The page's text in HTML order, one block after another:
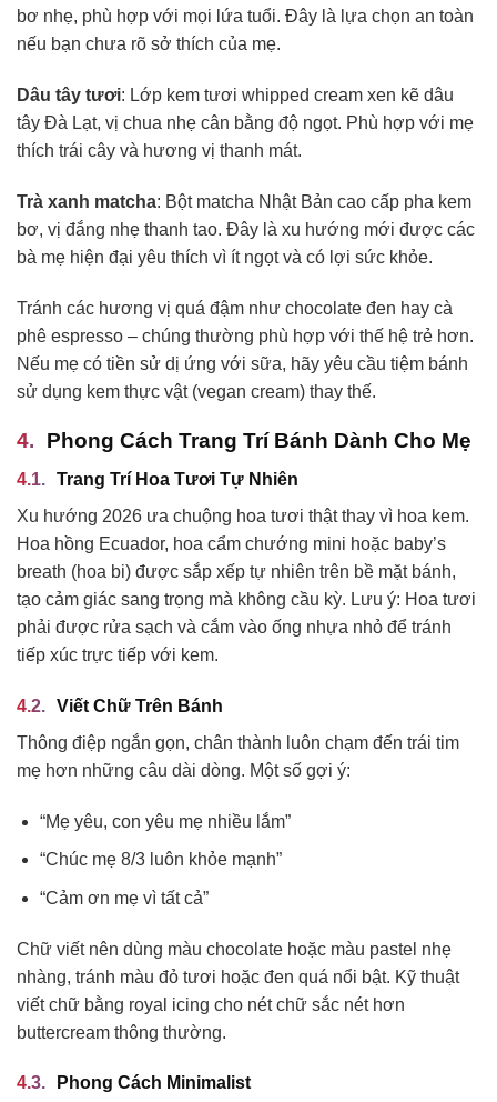
bơ nhẹ, phù hợp với mọi lứa tuổi. Đây là lựa chọn an toàn
nếu bạn chưa rõ sở thích của mẹ.
Dâu tây tươi: Lớp kem tươi whipped cream xen kẽ dâu
tây Đà Lạt, vị chua nhẹ cân bằng độ ngọt. Phù hợp với mẹ
thích trái cây và hương vị thanh mát.
Trà xanh matcha: Bột matcha Nhật Bản cao cấp pha kem
bơ, vị đắng nhẹ thanh tao. Đây là xu hướng mới được các
bà mẹ hiện đại yêu thích vì ít ngọt và có lợi sức khỏe.
Tránh các hương vị quá đậm như chocolate đen hay cà
phê espresso – chúng thường phù hợp với thế hệ trẻ hơn.
Nếu mẹ có tiền sử dị ứng với sữa, hãy yêu cầu tiệm bánh
sử dụng kem thực vật (vegan cream) thay thế.
Phong Cách Trang Trí Bánh Dành Cho Mẹ
Trang Trí Hoa Tươi Tự Nhiên
Xu hướng 2026 ưa chuộng hoa tươi thật thay vì hoa kem.
Hoa hồng Ecuador, hoa cẩm chướng mini hoặc baby’s
breath (hoa bi) được sắp xếp tự nhiên trên bề mặt bánh,
tạo cảm giác sang trọng mà không cầu kỳ. Lưu ý: Hoa tươi
phải được rửa sạch và cắm vào ống nhựa nhỏ để tránh
tiếp xúc trực tiếp với kem.
Viết Chữ Trên Bánh
Thông điệp ngắn gọn, chân thành luôn chạm đến trái tim
mẹ hơn những câu dài dòng. Một số gợi ý:
“Mẹ yêu, con yêu mẹ nhiều lắm”
“Chúc mẹ 8/3 luôn khỏe mạnh”
“Cảm ơn mẹ vì tất cả”
Chữ viết nên dùng màu chocolate hoặc màu pastel nhẹ
nhàng, tránh màu đỏ tươi hoặc đen quá nổi bật. Kỹ thuật
viết chữ bằng royal icing cho nét chữ sắc nét hơn
buttercream thông thường.
Phong Cách Minimalist